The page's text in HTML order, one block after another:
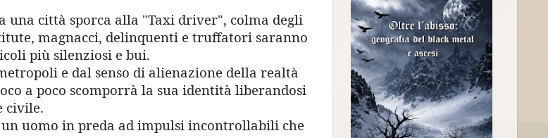
una città sporca alla "Taxi driver", colma degli
magnacci, delinquenti e truffatori saranno
più silenziosi e bui.
e dal senso di alienazione della realtà
a poco scomporrà la sua identità liberandosi
civile.
uomo in preda ad impulsi incontrollabili che